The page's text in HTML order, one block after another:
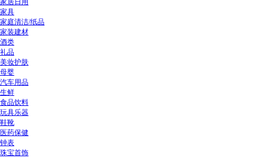
家居日用
家具
家庭清洁/纸品
家装建材
酒类
礼品
美妆护肤
母婴
汽车用品
生鲜
食品饮料
玩具乐器
鞋靴
医药保健
钟表
珠宝首饰